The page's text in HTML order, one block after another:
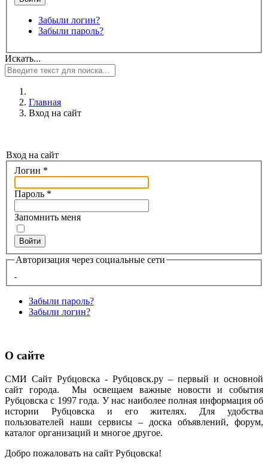
Забыли логин?
Забыли пароль?
Искать...
Главная
Вход на сайт
Вход на сайт
Логин *
Пароль *
Запомнить меня
Войти
Авторизация через социальные сети
Забыли пароль?
Забыли логин?
О сайте
СМИ Сайт Рубцовска - Рубцовск.ру – первый и основной
сайт города. Мы освещаем важные новости и события
Рубцовска с 1997 года. У нас наиболее полная информация об
истории Рубцовска и его жителях. Для удобства
пользователей наши сервисы – доска объявлений, форум,
каталог организаций и многое другое.
Добро пожаловать на сайт Рубцовска!